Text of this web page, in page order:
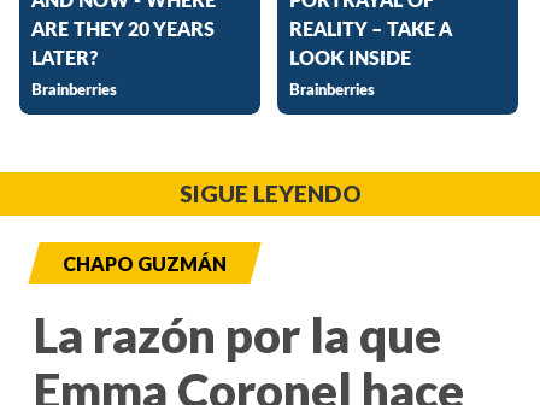
SIGUE LEYENDO
CHAPO GUZMÁN
La razón por la que
Emma Coronel hace